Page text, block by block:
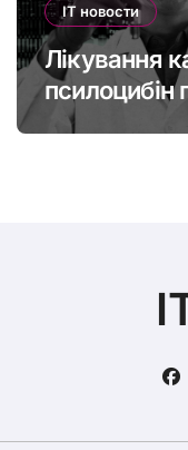
IT новости
Лікування
псилоцибін
старіння: